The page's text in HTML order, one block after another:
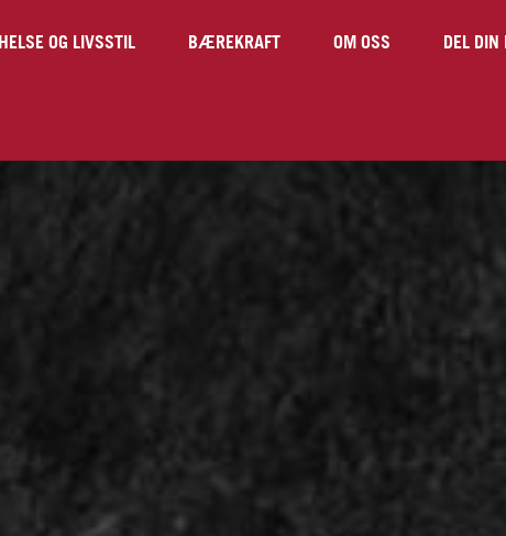
HELSE OG LIVSSTIL BÆREKRAFT OM OSS DEL DIN